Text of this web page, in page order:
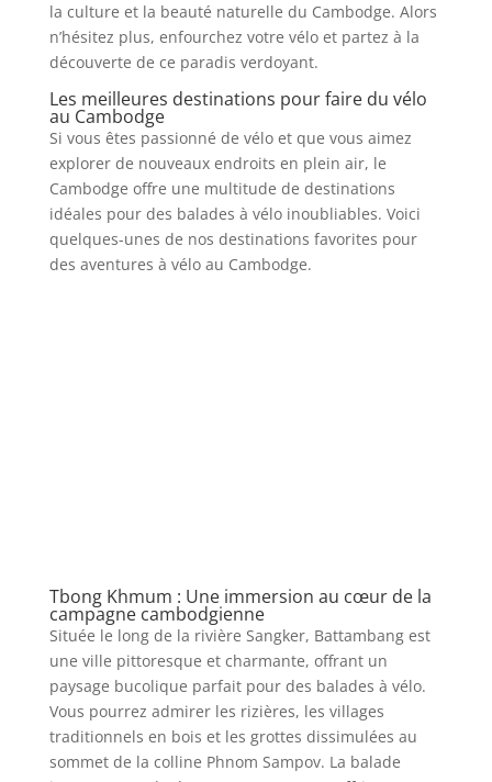
la culture et la beauté naturelle du Cambodge. Alors
n’hésitez plus, enfourchez votre vélo et partez à la
découverte de ce paradis verdoyant.
Les meilleures destinations pour faire du vélo
au Cambodge
Si vous êtes passionné de vélo et que vous aimez
explorer de nouveaux endroits en plein air, le
Cambodge offre une multitude de destinations
idéales pour des balades à vélo inoubliables. Voici
quelques-unes de nos destinations favorites pour
des aventures à vélo au Cambodge.
Tbong Khmum : Une immersion au cœur de la
campagne cambodgienne
Située le long de la rivière Sangker, Battambang est
une ville pittoresque et charmante, offrant un
paysage bucolique parfait pour des balades à vélo.
Vous pourrez admirer les rizières, les villages
traditionnels en bois et les grottes dissimulées au
sommet de la colline Phnom Sampov. La balade